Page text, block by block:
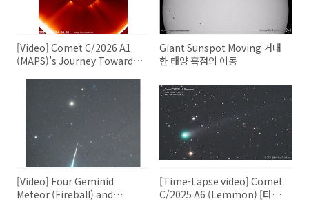
[Video] Comet C/2026 A1
(MAPS)’s Journey Toward
(맵스) 혜성의 태양을 향한 여행
Giant Sunspot Moving 거대
한 태양 흑점의 이동
[Video] Four Geminid
Meteor (Fireball) and
[Time-Lapse video] Comet
C/2025 A6 (Lemmon) [타임